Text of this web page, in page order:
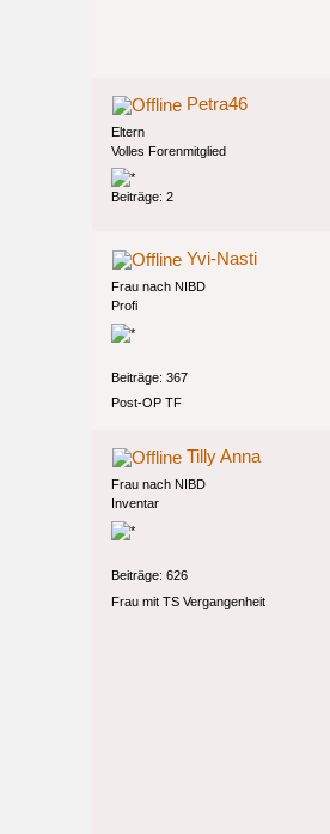
Petra46
Eltern
Volles Forenmitglied
Beiträge: 2
Yvi-Nasti
Frau nach NIBD
Profi
Beiträge: 367
Post-OP TF
Tilly Anna
Frau nach NIBD
Inventar
Beiträge: 626
Frau mit TS Vergangenheit